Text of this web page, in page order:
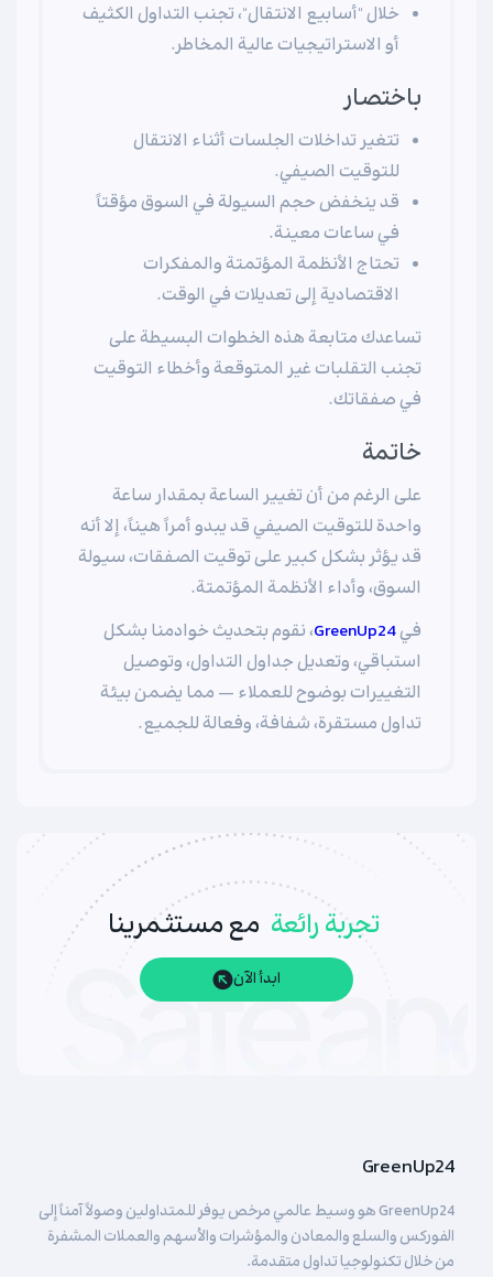
خلال "أسابيع الانتقال"، تجنب التداول الكثيف
أو الاستراتيجيات عالية المخاطر.
باختصار
تتغير تداخلات الجلسات أثناء الانتقال
للتوقيت الصيفي.
قد ينخفض حجم السيولة في السوق مؤقتاً
في ساعات معينة.
تحتاج الأنظمة المؤتمتة والمفكرات
الاقتصادية إلى تعديلات في الوقت.
تساعدك متابعة هذه الخطوات البسيطة على
تجنب التقلبات غير المتوقعة وأخطاء التوقيت
في صفقاتك.
خاتمة
على الرغم من أن تغيير الساعة بمقدار ساعة
واحدة للتوقيت الصيفي قد يبدو أمراً هيناً، إلا أنه
قد يؤثر بشكل كبير على توقيت الصفقات، سيولة
السوق، وأداء الأنظمة المؤتمتة.
فيGreenUp24، نقوم بتحديث خوادمنا بشكل
استباقي، وتعديل جداول التداول، وتوصيل
التغييرات بوضوح للعملاء — مما يضمن بيئة
تداول مستقرة، شفافة، وفعالة للجميع.
تجربة رائعة مع مستثمرينا
ابدأ الآن
GreenUp24
GreenUp24 هو وسيط عالمي مرخص يوفر للمتداولين وصولاً آمناً إلى
الفوركس والسلع والمعادن والمؤشرات والأسهم والعملات المشفرة
من خلال تكنولوجيا تداول متقدمة.